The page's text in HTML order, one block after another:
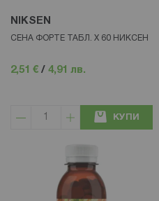
NIKSEN
СЕНА ФОРТЕ ТАБЛ. Х 60 НИКСЕН
2,51 € / 4,91 лв.
КУПИ